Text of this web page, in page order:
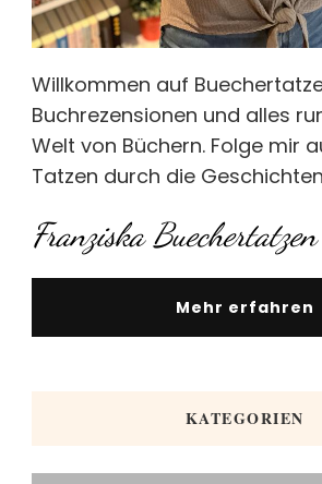
Willkommen auf
Buchrezensionen und alles
Welt von Büchern. Folge mir
Tatzen durch die
Franziska Buechertatzen
Mehr erfahren
KATEGORIEN